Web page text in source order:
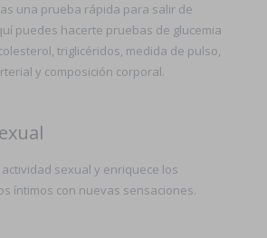
una prueba rápida para salir de
puedes hacerte pruebas de glucemia
triglicéridos, medida de pulso,
y composición corporal.
sexual y enriquece los
íntimos con nuevas sensaciones.